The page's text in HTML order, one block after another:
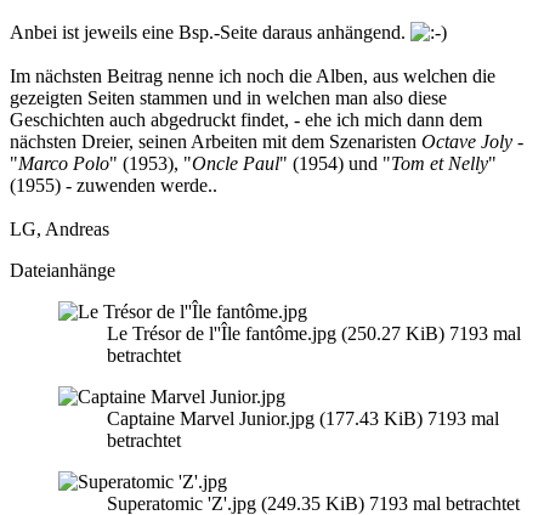
Anbei ist jeweils eine Bsp.-Seite daraus anhängend.
Im nächsten Beitrag nenne ich noch die Alben, aus welchen die
gezeigten Seiten stammen und in welchen man also diese
Geschichten auch abgedruckt findet, - ehe ich mich dann dem
nächsten Dreier, seinen Arbeiten mit dem Szenaristen Octave Joly -
"Marco Polo" (1953), "Oncle Paul" (1954) und "Tom et Nelly"
(1955) - zuwenden werde..
LG, Andreas
Dateianhänge
Le Trésor de l''Île fantôme.jpg (250.27 KiB) 7193 mal
betrachtet
Captaine Marvel Junior.jpg (177.43 KiB) 7193 mal
betrachtet
Superatomic 'Z'.jpg (249.35 KiB) 7193 mal betrachtet